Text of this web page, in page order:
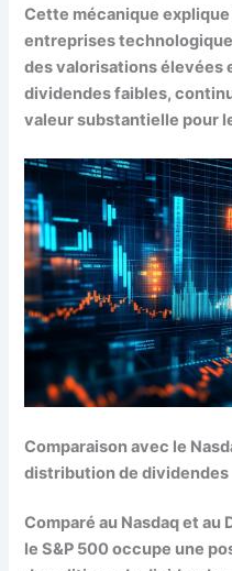
Cette mécanique
entreprises
des valorisations élevées
dividendes faibles,
valeur substantielle pour
Comparaison avec le
distribution de dividendes
Comparé au Nasdaq et
le S&P 500 occupe une